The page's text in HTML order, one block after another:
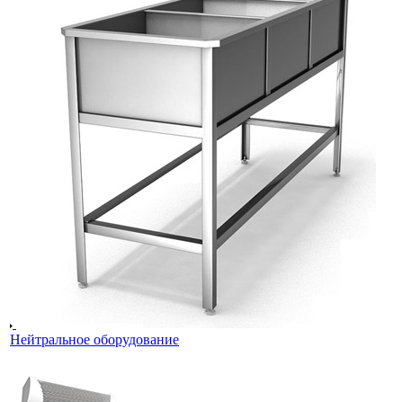
Нейтральное оборудование